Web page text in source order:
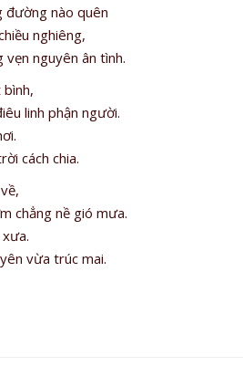
đường nào quên
nghiêng,
vẹn nguyên ân tình.
linh phận người.
cách chia.
chẳng nề gió mưa.
vừa trúc mai.